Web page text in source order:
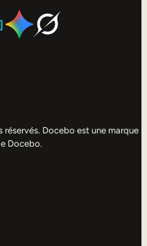
Docebo est une marque
Docebo.